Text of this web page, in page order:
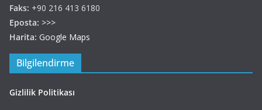
Faks: +90 216 413 6180
Eposta: >>>
Harita: Google Maps
Bilgilendirme
Gizlilik Politikası